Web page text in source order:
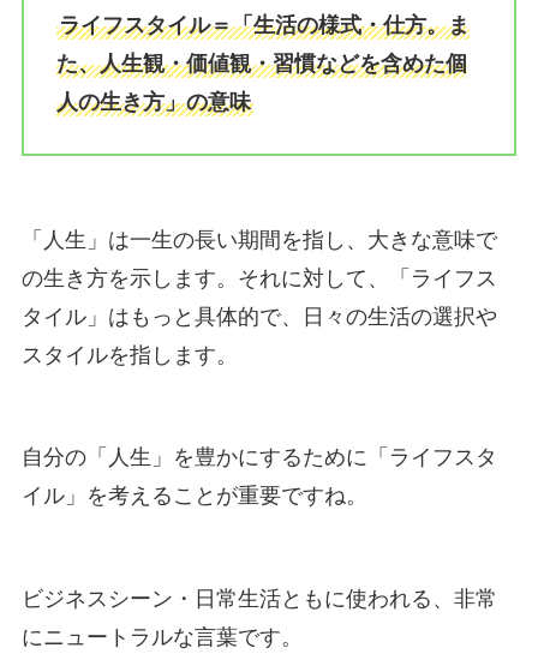
ライフスタイル＝「生活の様式・仕方。ま
た、人生観・価値観・習慣などを含めた個
人の生き方」の意味
「人生」は一生の長い期間を指し、大きな意味で
の生き方を示します。それに対して、「ライフス
タイル」はもっと具体的で、日々の生活の選択や
スタイルを指します。
自分の「人生」を豊かにするために「ライフスタ
イル」を考えることが重要ですね。
ビジネスシーン・日常生活ともに使われる、非常
にニュートラルな言葉です。